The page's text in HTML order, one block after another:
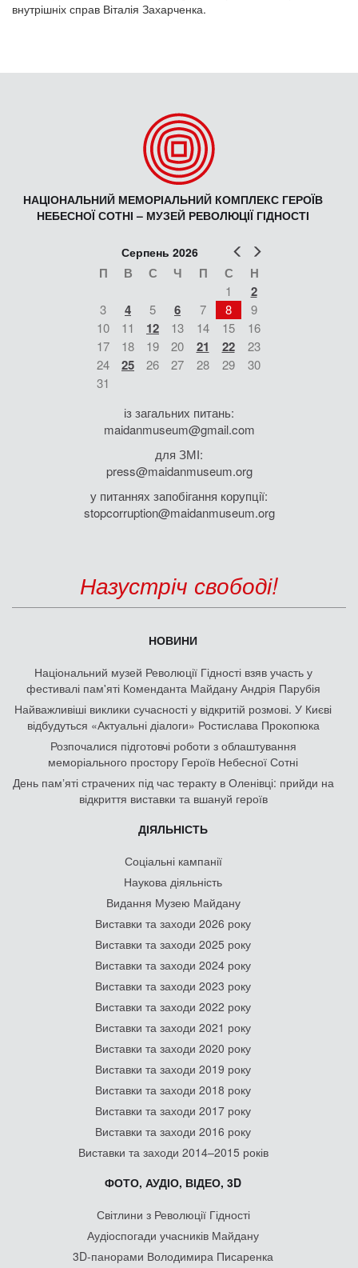
внутрішніх справ Віталія Захарченка.
НАЦІОНАЛЬНИЙ МЕМОРІАЛЬНИЙ КОМПЛЕКС ГЕРОЇВ
НЕБЕСНОЇ СОТНІ – МУЗЕЙ РЕВОЛЮЦІЇ ГІДНОСТІ
Попер
Серпень 2026
П В С Ч П С Н
1 2
3 4 5 6 7 8
9
10
11 12 13 14 15
16
17
18 19 20 21 22
23
24
25 26 27 28 29
30
31
із загальних питань:
maidanmuseum@gmail.com
для ЗМІ:
press@maidanmuseum.org
у питаннях запобігання корупції:
stopcorruption@maidanmuseum.org
Назустріч свободі!
НОВИНИ
Національний музей Революції Гідності взяв участь у
фестивалі пам'яті Коменданта Майдану Андрія Парубія
Найважливіші виклики сучасності у відкритій розмові. У Києві
відбудуться «Актуальні діалоги» Ростислава Прокопюка
Розпочалися підготовчі роботи з облаштування
меморіального простору Героїв Небесної Сотні
День памʼяті страчених під час теракту в Оленівці: прийди на
відкриття виставки та вшануй героїв
ДІЯЛЬНІСТЬ
Соціальні кампанії
Наукова діяльність
Видання Музею Майдану
Виставки та заходи 2026 року
Виставки та заходи 2025 року
Виставки та заходи 2024 року
Виставки та заходи 2023 року
Виставки та заходи 2022 року
Виставки та заходи 2021 року
Виставки та заходи 2020 року
Виставки та заходи 2019 року
Виставки та заходи 2018 року
Виставки та заходи 2017 року
Виставки та заходи 2016 року
Виставки та заходи 2014–2015 років
ФОТО, АУДІО, ВІДЕО, 3D
Світлини з Революції Гідності
Аудіоспогади учасників Майдану
3D-панорами Володимира Писаренка